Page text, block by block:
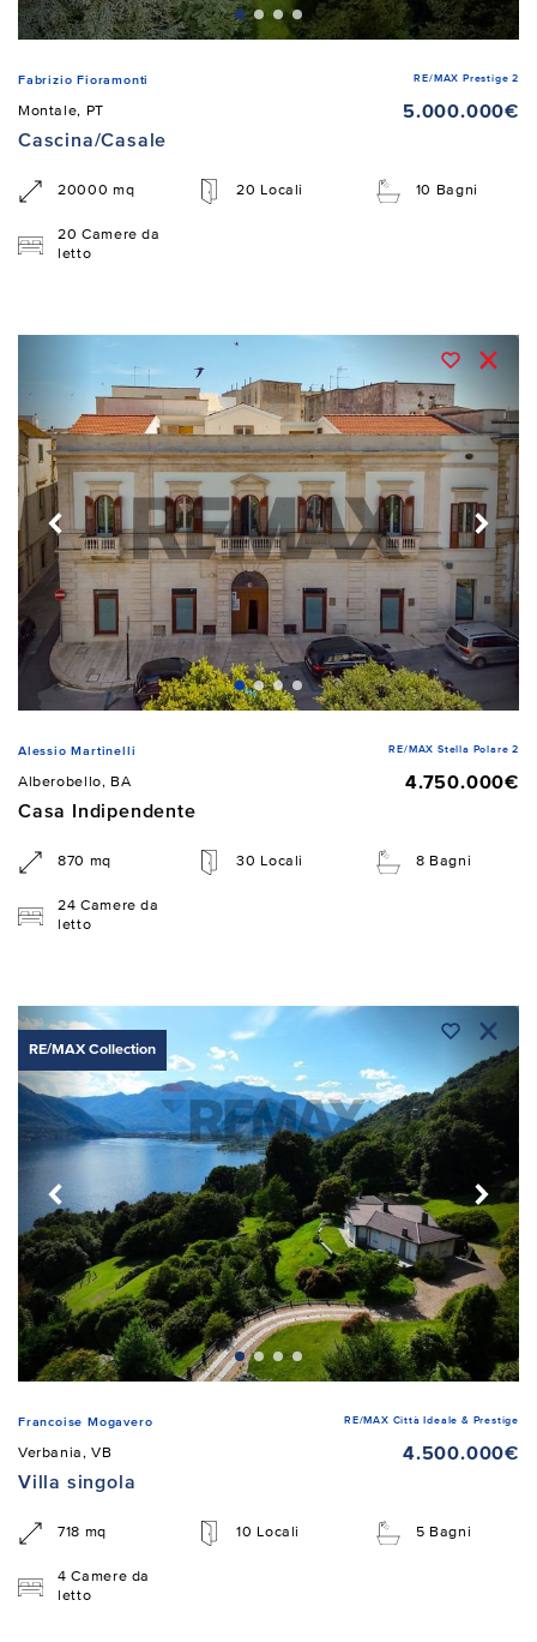
Fabrizio Fioramonti RE/MAX Prestige 2
Montale, PT
5.000.000€
Cascina/Casale
20000 mq 20 Locali 10 Bagni
20 Camere da
letto
Alessio Martinelli RE/MAX Stella Polare 2
Alberobello, BA
4.750.000€
Casa Indipendente
870 mq 30 Locali 8 Bagni
24 Camere da
letto
RE/MAX Collection
Francoise Mogavero RE/MAX Città Ideale & Prestige
Verbania, VB
4.500.000€
Villa singola
718 mq 10 Locali 5 Bagni
4 Camere da
letto